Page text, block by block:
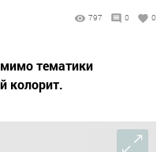
797 0 0
тематики
колорит.